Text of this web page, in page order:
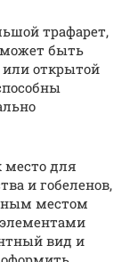
трафарет,
может быть
или открытой
место для
и гобеленов,
местом
вид и